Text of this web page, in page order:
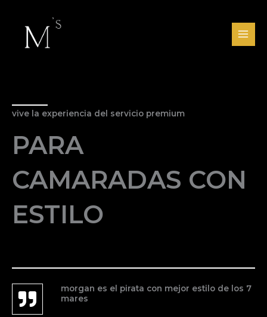
contenido
vive la experiencia del servicio premium
PARA
CAMARADAS CON
ESTILO
morgan es el pirata con mejor estilo de los 7
mares